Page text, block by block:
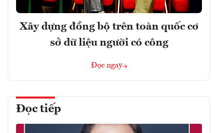
Xây dựng đồng bộ trên toàn quốc cơ
sở dữ liệu người có công
Đọc ngay
Đọc tiếp